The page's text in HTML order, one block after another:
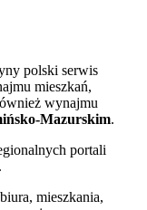
polski serwis
mieszkań,
wynajmu
Mazurskim.
portali
.
mieszkania,